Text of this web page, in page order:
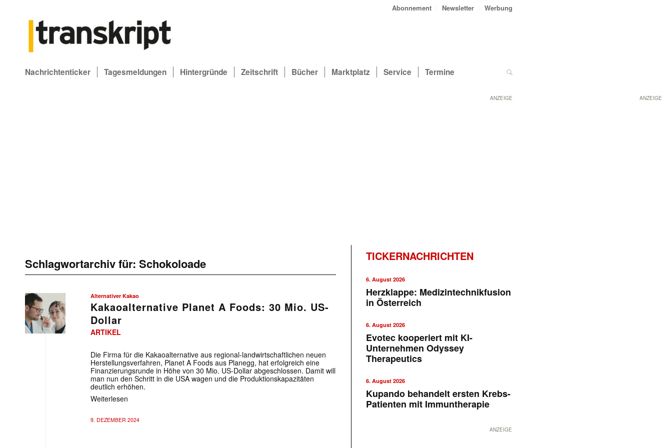
ANZEIGE
Abonnement Newsletter Werbung
Nachrichtenticker Tagesmeldungen Hintergründe Zeitschrift Bücher Marktplatz Service Termine
ANZEIGE
Schlagwortarchiv für: Schokoloade
Alternativer Kakao
Kakaoalternative Planet A Foods: 30 Mio. US-
Dollar
ARTIKEL
Die Firma für die Kakaoalternative aus regional-landwirtschaftlichen neuen
Herstellungsverfahren, Planet A Foods aus Planegg, hat erfolgreich eine
Finanzierungsrunde in Höhe von 30 Mio. US-Dollar abgeschlossen. Damit will
man nun den Schritt in die USA wagen und die Produktionskapazitäten
deutlich erhöhen.
Weiterlesen
9. DEZEMBER 2024
TICKERNACHRICHTEN
6. August 2026
Herzklappe: Medizintechnikfusion
in Österreich
6. August 2026
Evotec kooperiert mit KI-
Unternehmen Odyssey
Therapeutics
6. August 2026
Kupando behandelt ersten Krebs-
Patienten mit Immuntherapie
ANZEIGE